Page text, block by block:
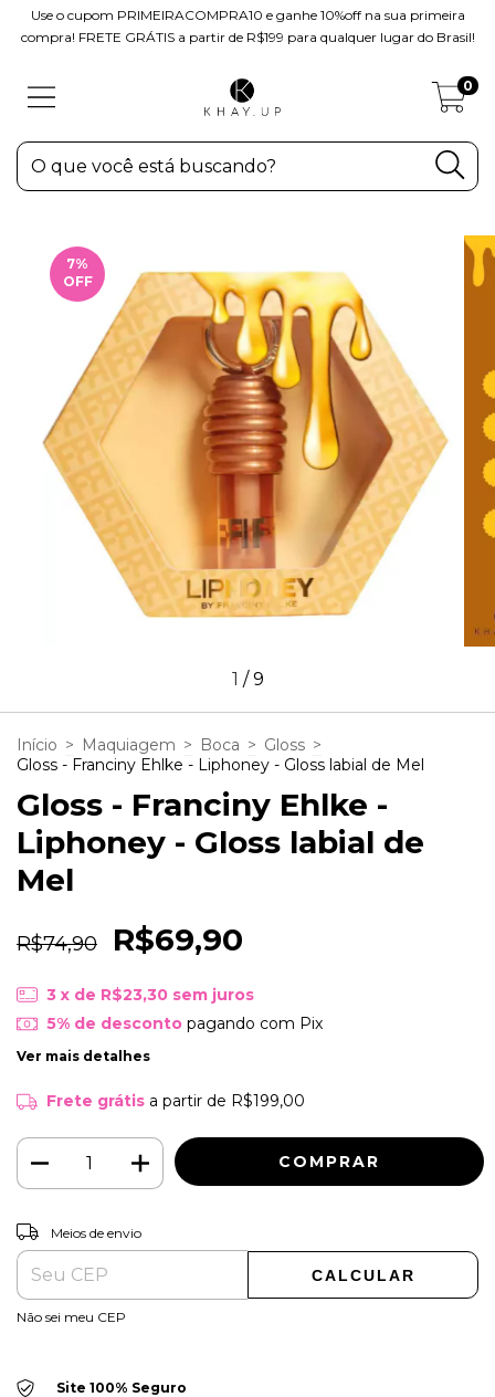
Use o cupom PRIMEIRACOMPRA10 e ganhe 10%off na sua primeira
compra! FRETE GRÁTIS a partir de R$199 para qualquer lugar do Brasil!
0
7%
OFF
1 /9
Início > Maquiagem > Boca > Gloss >
Gloss - Franciny Ehlke - Liphoney - Gloss labial de Mel
Gloss - Franciny Ehlke -
Liphoney - Gloss labial de
Mel
R$74,90 R$69,90
3 x de R$23,30 sem juros
5% de descontopagando com Pix
Ver mais detalhes
Frete grátis a partir de R$199,00
Entregas para o CEP:
Meios de envio
CALCULAR
Não sei meu CEP
Site 100% Seguro